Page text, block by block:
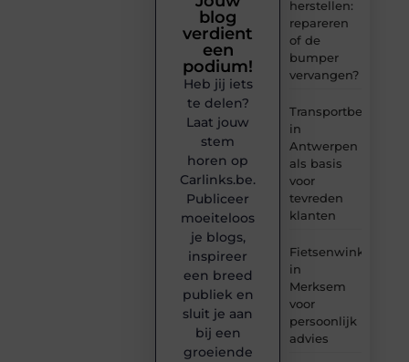
herstellen:
repareren
of de
bumper
vervangen?
Transportbedrijf
in
Antwerpen
als basis
voor
tevreden
klanten
Fietsenwinkel
in
Merksem
voor
persoonlijk
advies
blog
verdient
een
podium!
Heb jij iets
te delen?
Laat jouw
stem
horen op
Carlinks.be.
Publiceer
moeiteloos
je blogs,
inspireer
een breed
publiek en
sluit je aan
bij een
groeiende